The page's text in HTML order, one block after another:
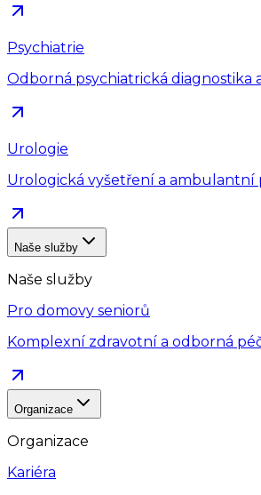
Psychiatrie
Odborná psychiatrická diagnostika
Urologie
Urologická vyšetření a ambulantní
Naše služby
Naše služby
Pro domovy seniorů
Komplexní zdravotní a odborná
Organizace
Organizace
Kariéra